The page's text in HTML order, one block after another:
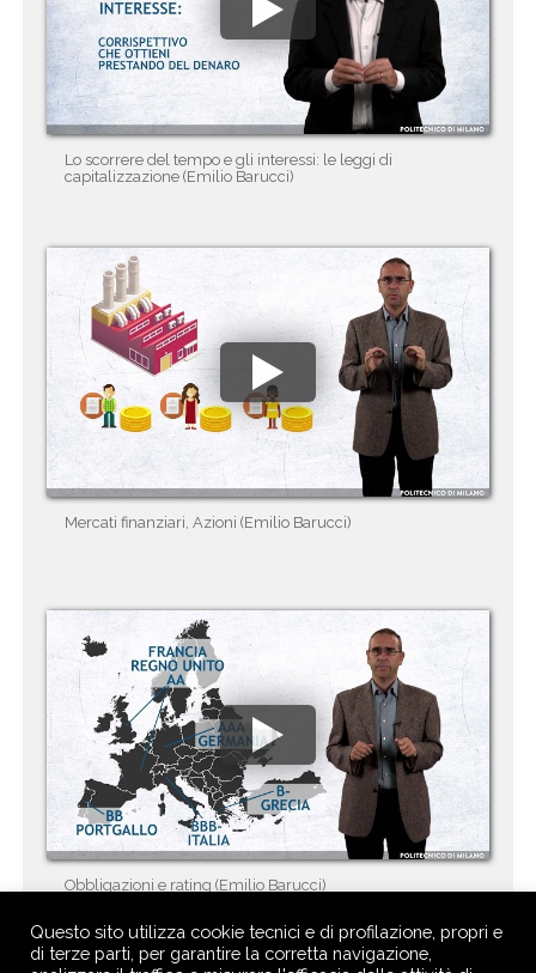
Lo scorrere del tempo e gli interessi: le leggi di
capitalizzazione (Emilio Barucci)
Mercati finanziari, Azioni (Emilio Barucci)
Obbligazioni e rating (Emilio Barucci)
Questo sito utilizza cookie tecnici e di profilazione, propri e
di terze parti, per garantire la corretta navigazione,